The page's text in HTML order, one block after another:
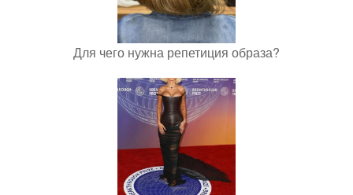
Для чего нужна репетиция образа?